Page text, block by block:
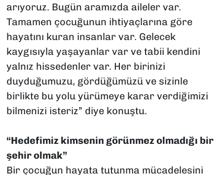
arıyoruz. Bugün aramızda aileler var.
Tamamen çocuğunun ihtiyaçlarına göre
hayatını kuran insanlar var. Gelecek
kaygısıyla yaşayanlar var ve tabii kendini
yalnız hissedenler var. Her birinizi
duyduğumuzu, gördüğümüzü ve sizinle
birlikte bu yolu yürümeye karar verdiğimizi
bilmenizi isteriz” diye konuştu.
“Hedefimiz kimsenin görünmez olmadığı bir
şehir olmak”
Bir çocuğun hayata tutunma mücadelesini